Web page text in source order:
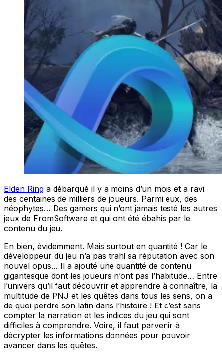
Elden Ring a débarqué il y a moins d’un mois et a ravi
des centaines de milliers de joueurs. Parmi eux, des
néophytes… Des gamers qui n’ont jamais testé les autres
jeux de FromSoftware et qui ont été ébahis par le
contenu du jeu.
En bien, évidemment. Mais surtout en quantité ! Car le
développeur du jeu n’a pas trahi sa réputation avec son
nouvel opus… Il a ajouté une quantité de contenu
gigantesque dont les joueurs n’ont pas l’habitude… Entre
l’univers qu’il faut découvrir et apprendre à connaître, la
multitude de PNJ et les quêtes dans tous les sens, on a
de quoi perdre son latin dans l’histoire ! Et c’est sans
compter la narration et les indices du jeu qui sont
difficiles à comprendre. Voire, il faut parvenir à
décrypter les informations données pour pouvoir
avancer dans les quêtes.